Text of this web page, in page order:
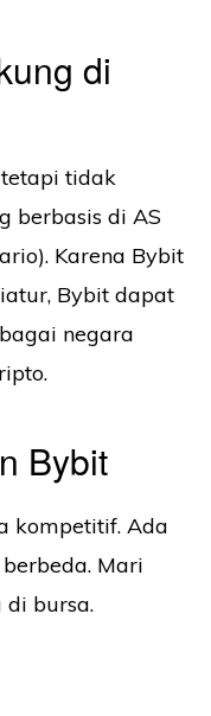
di
tidak
berbasis di AS
Karena Bybit
Bybit dapat
negara
Bybit
kompetitif. Ada
Mari
bursa.